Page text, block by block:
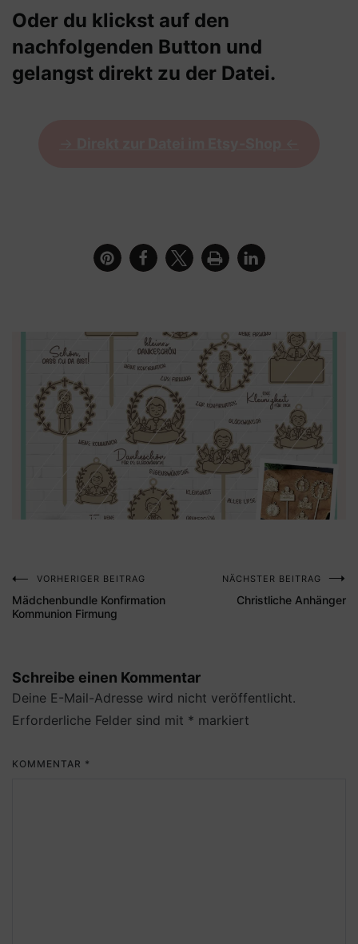
Oder du klickst auf den
nachfolgenden Button und
gelangst direkt zu der Datei.
Beitragsnavigation
VORHERIGER BEITRAG
Mädchenbundle Konfirmation
Kommunion Firmung
NÄCHSTER BEITRAG
Christliche Anhänger
Schreibe einen Kommentar
Deine E-Mail-Adresse wird nicht veröffentlicht.
Erforderliche Felder sind mit * markiert
KOMMENTAR *